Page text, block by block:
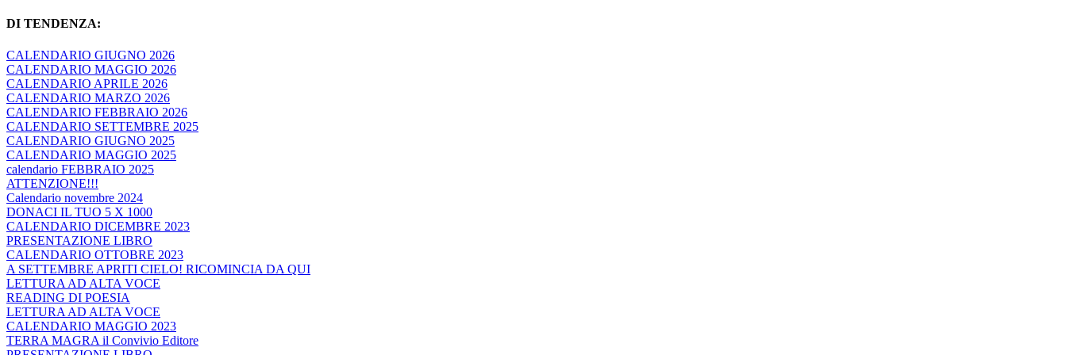
DI TENDENZA:
CALENDARIO GIUGNO 2026
CALENDARIO MAGGIO 2026
CALENDARIO APRILE 2026
CALENDARIO MARZO 2026
CALENDARIO FEBBRAIO 2026
CALENDARIO SETTEMBRE 2025
CALENDARIO GIUGNO 2025
CALENDARIO MAGGIO 2025
calendario FEBBRAIO 2025
ATTENZIONE!!!
Calendario novembre 2024
DONACI IL TUO 5 X 1000
CALENDARIO DICEMBRE 2023
PRESENTAZIONE LIBRO
CALENDARIO OTTOBRE 2023
A SETTEMBRE APRITI CIELO! RICOMINCIA DA QUI
LETTURA AD ALTA VOCE
READING DI POESIA
LETTURA AD ALTA VOCE
CALENDARIO MAGGIO 2023
TERRA MAGRA il Convivio Editore